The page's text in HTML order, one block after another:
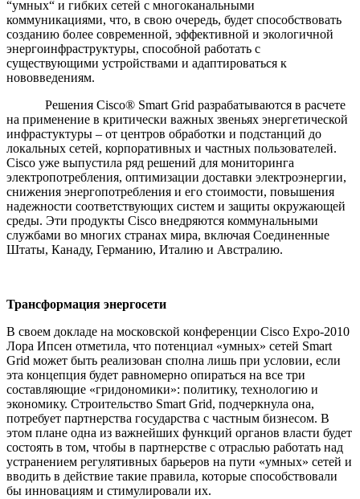
“умных“ и гибких сетей с многоканальными
коммуникациями, что, в свою очередь, будет способствовать
созданию более современной, эффективной и экологичной
энергоинфраструктуры, способной работать с
существующими устройствами и адаптироваться к
нововведениям.
Решения Cisco® Smart Grid разрабатываются в расчете
на применение в критически важных звеньях энергетической
инфрастуктуры – от центров обработки и подстанций до
локальных сетей, корпоративных и частных пользователей.
Cisco уже выпустила ряд решений для мониторинга
электропотребления, оптимизации доставки электроэнергии,
снижения энергопотребления и его стоимости, повышения
надежности соответствующих систем и защиты окружающей
среды. Эти продукты Cisco внедряются коммунальными
службами во многих странах мира, включая Соединенные
Штаты, Канаду, Германию, Италию и Австралию.
Трансформация энергосети
В своем докладе на московской конференции Cisco Expo-2010
Лора Ипсен отметила, что потенциал «умных» сетей Smart
Grid может быть реализован сполна лишь при условии, если
эта концепция будет равномерно опираться на все три
составляющие «гридономики»: политику, технологию и
экономику. Строительство Smart Grid, подчеркнула она,
потребует партнерства государства с частным бизнесом. В
этом плане одна из важнейших функций органов власти будет
состоять в том, чтобы в партнерстве с отраслью работать над
устранением регулятивных барьеров на пути «умных» сетей и
вводить в действие такие правила, которые способствовали
бы инновациям и стимулировали их.